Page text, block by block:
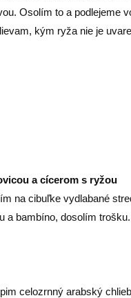
Osolím to a podlejeme
kým ryža nie je
a cícerom s ryžou
na cibuľke vydlabané
a bambíno, dosolím
celozrnný arabský